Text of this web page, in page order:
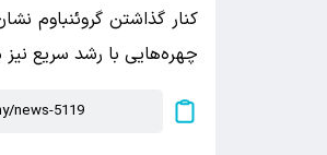
کنار گذاشتن گروئنباوم
چهره‌هایی با رشد سریع